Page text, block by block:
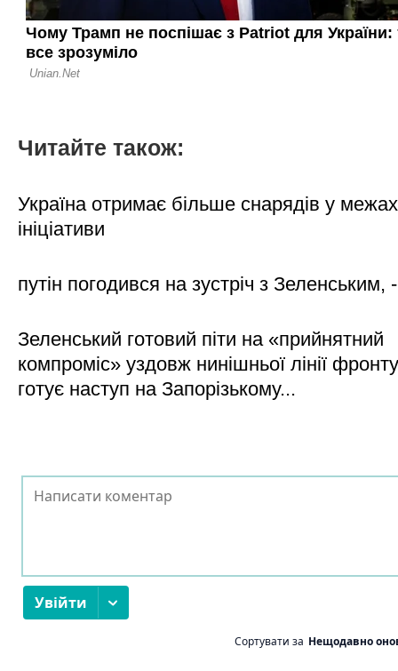
Читайте також:
Україна отримає більше снарядів у межах
ініціативи
путін погодився на зустріч з Зеленським,
Зеленський готовий піти на «прийнятний
компроміс» уздовж нинішньої лінії
готує наступ на Запорізькому...